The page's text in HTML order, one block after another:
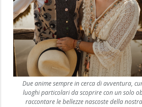
Due anime sempre in cerca di avventura,
luoghi particolari da scoprire con un solo
raccontare le bellezze nascoste della